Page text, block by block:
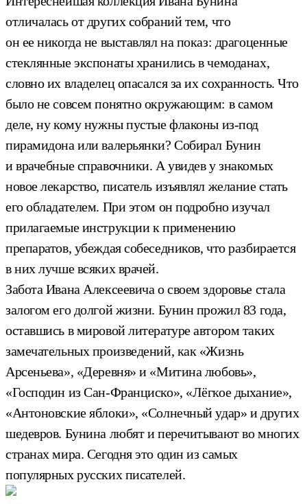
отличалась от других собраний тем, что
он ее никогда не выставлял на показ: драгоценные
стеклянные экспонаты хранились в чемоданах,
словно их владелец опасался за их сохранность. Что
было не совсем понятно окружающим: в самом
деле, ну кому нужны пустые флаконы из-под
пирамидона или валерьянки? Собирал Бунин
и врачебные справочники. А увидев у знакомых
новое лекарство, писатель изъявлял желание стать
его обладателем. При этом он подробно изучал
прилагаемые инструкции к применению
препаратов, убеждая собеседников, что разбирается
в них лучше всяких врачей.
Забота Ивана Алексеевича о своем здоровье стала
залогом его долгой жизни. Бунин прожил 83 года,
оставшись в мировой литературе автором таких
замечательных произведений, как «Жизнь
Арсеньева», «Деревня» и «Митина любовь»,
«Господин из Сан-Франциско», «Лёгкое дыхание»,
«Антоновские яблоки», «Солнечный удар» и других
шедевров. Бунина любят и перечитывают во многих
странах мира. Сегодня это один из самых
популярных русских писателей.